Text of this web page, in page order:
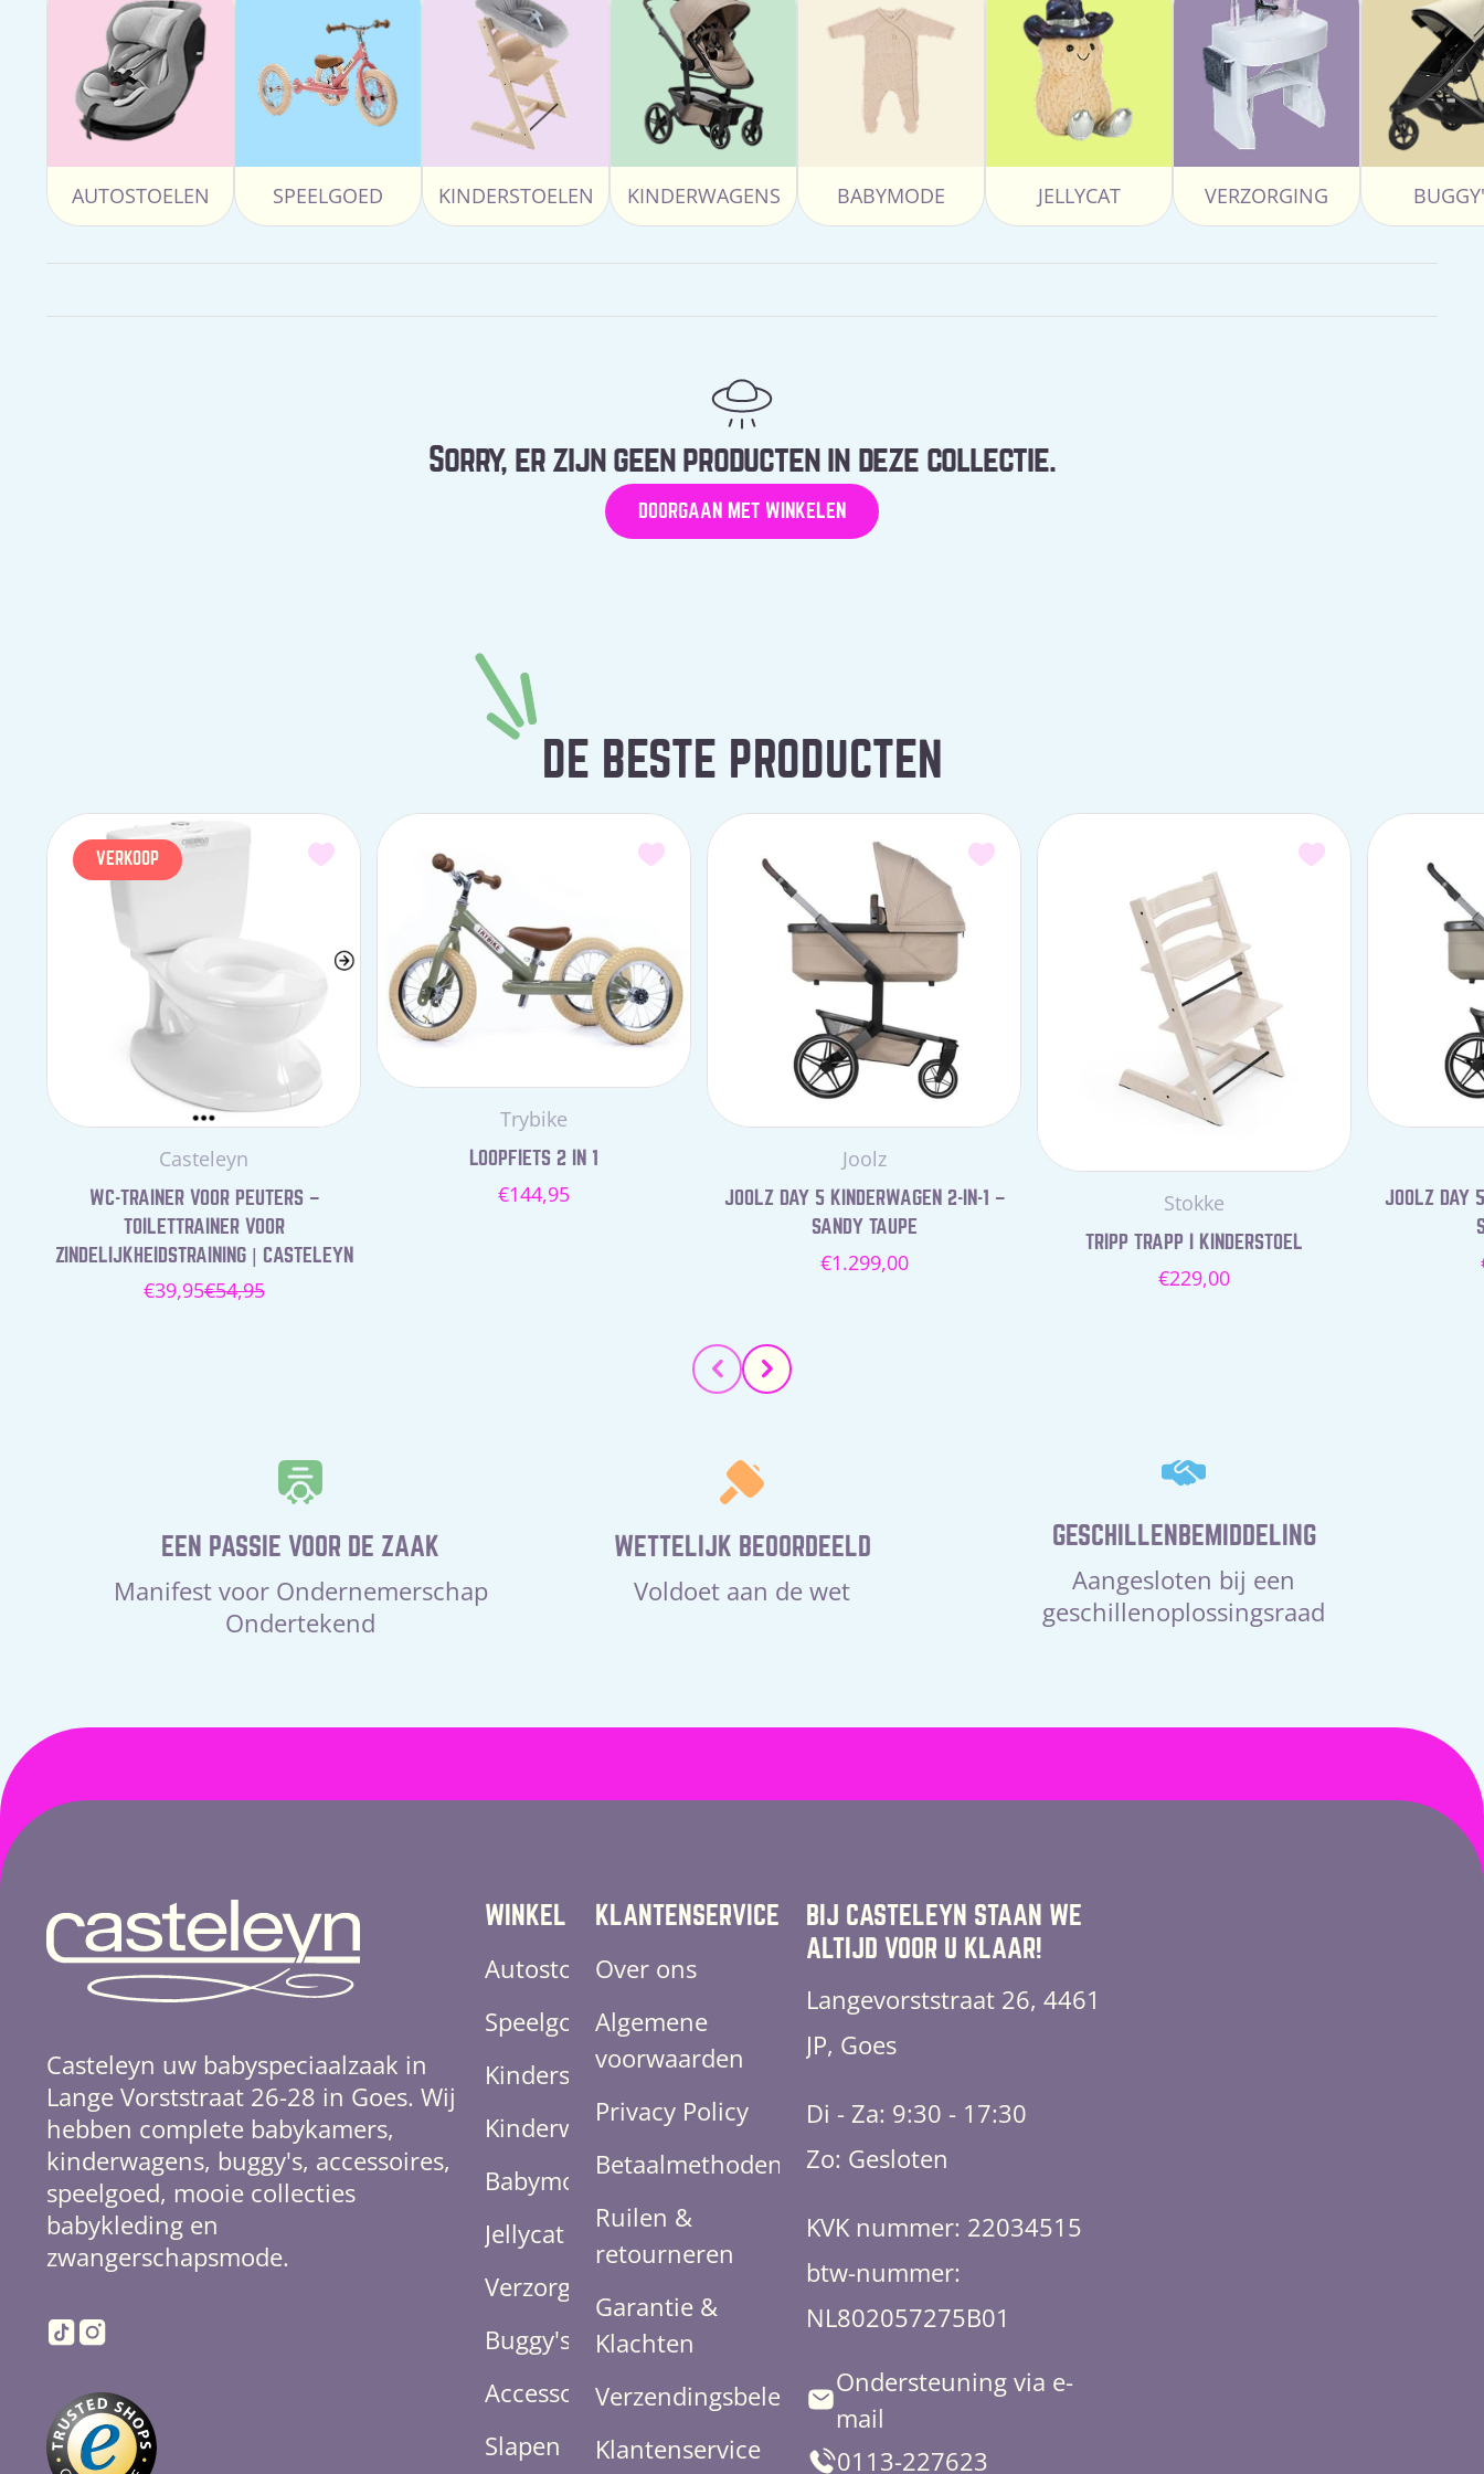
AUTOSTOELEN SPEELGOED KINDERSTOELEN KINDERWAGENS BABYMODE JELLYCAT VERZORGING
Sorry, er zijn geen producten in deze collectie.
DOORGAAN MET WINKELEN
DE BESTE PRODUCTEN
VERKOOP
Leverancier:
Casteleyn
WC-TRAINER VOOR PEUTERS –
TOILETTRAINER VOOR
ZINDELIJKHEIDSTRAINING | CASTELEYN
Verkoopprijs
€39,95Normale
€54,95
Leverancier:
Trybike
LOOPFIETS 2 IN 1
Normale
€144,95
Leverancier:
Joolz
JOOLZ DAY 5 KINDERWAGEN 2-IN-1 –
SANDY TAUPE
Normale
€1.299,00
Leverancier:
Stokke
TRIPP TRAPP I KINDERSTOEL
Normale
€229,00
JOOLZ DAY
EEN PASSIE VOOR DE ZAAK
Manifest voor Ondernemerschap
Ondertekend
WETTELIJK BEOORDEELD
Voldoet aan de wet
GESCHILLENBEMIDDELING
Aangesloten bij een
geschillenoplossingsraad
Casteleyn uw babyspeciaalzaak in
Lange Vorststraat 26-28 in Goes. Wij
hebben complete babykamers,
kinderwagens, buggy's, accessoires,
speelgoed, mooie collecties
babykleding en
zwangerschapsmode.
TikTokInstagram
WINKEL
Autostoelen
Speelgoed
Kinderstoelen
Kinderwagens
Babymode
Jellycat
Verzorging
Buggy's
Accessoires
Slapen
KLANTENSERVICE
Over ons
Algemene
voorwaarden
Privacy Policy
Betaalmethoden
Ruilen &
retourneren
Garantie &
Klachten
Verzendingsbeleid
Klantenservice
BIJ CASTELEYN STAAN WE
ALTIJD VOOR U KLAAR!
Langevorststraat 26, 4461
JP, Goes
Di - Za: 9:30 - 17:30
Zo: Gesloten
KVK nummer: 22034515
btw-nummer:
NL802057275B01
Ondersteuning via e-
mail
0113-227623